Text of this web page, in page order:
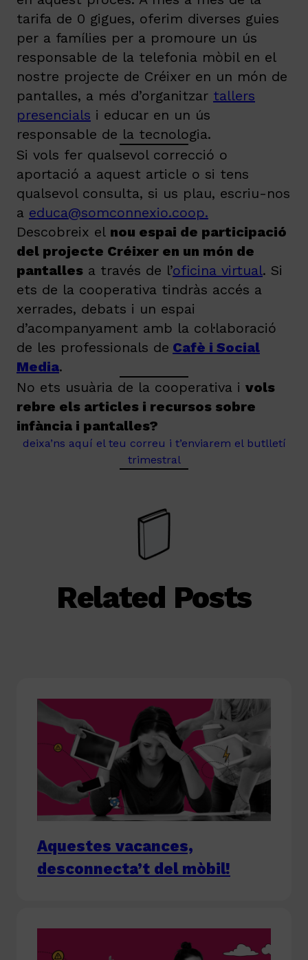
tarifa de 0 gigues, oferim diverses guies
per a famílies per a promoure un ús
responsable de la telefonia mòbil en el
nostre projecte de Créixer en un món de
pantalles, a més d’organitzar tallers
presencials i educar en un ús
responsable de la tecnologia.
Si vols fer qualsevol correcció o
aportació a aquest article o si tens
qualsevol consulta, si us plau, escriu-nos
a educa@somconnexio.coop.
Descobreix el nou espai de participació
del projecte Créixer en un món de
pantalles a través de l’oficina virtual. Si
ets de la cooperativa tindràs accés a
xerrades, debats i un espai
d’acompanyament amb la col·laboració
de les professionals de Cafè i Social
Media.
No ets usuària de la cooperativa i vols
rebre els articles i recursos sobre
infància i pantalles?
deixa’ns aquí el teu correu i t’enviarem el butlletí
trimestral
Related Posts
Aquestes vacances,
desconnecta’t del mòbil!